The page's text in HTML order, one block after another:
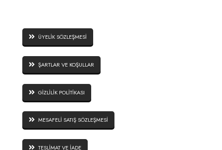
ÜYELİK SÖZLEŞMESİ
ŞARTLAR VE KOŞULLAR
GİZLİLİK POLİTİKASI
MESAFELİ SATIŞ SÖZLEŞMESİ
TESLİMAT VE İADE